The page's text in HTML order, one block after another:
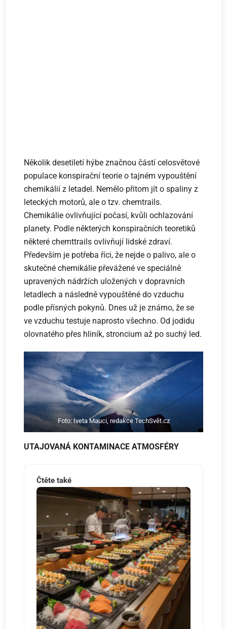
Několik desetiletí hýbe značnou částí celosvětové
populace konspirační teorie o tajném vypouštění
chemikálií z letadel. Nemělo přitom jít o spaliny z
leteckých motorů, ale o tzv. chemtrails.
Chemikálie ovlivňující počasí, kvůli ochlazování
planety. Podle některých konspiračních teoretiků
některé chemttrails ovlivňují lidské zdraví.
Především je potřeba říci, že nejde o palivo, ale o
skutečné chemikálie převážené ve speciálně
upravených nádržích uložených v dopravních
letadlech a následně vypouštěné do vzduchu
podle přísných pokynů. Dnes už je známo, že se
ve vzduchu testuje naprosto všechno. Od jodidu
olovnatého přes hliník, stroncium až po suchý led.
Foto: Iveta Mauci, redakce TechSvět.cz
UTAJOVANÁ KONTAMINACE ATMOSFÉRY
Čtěte také